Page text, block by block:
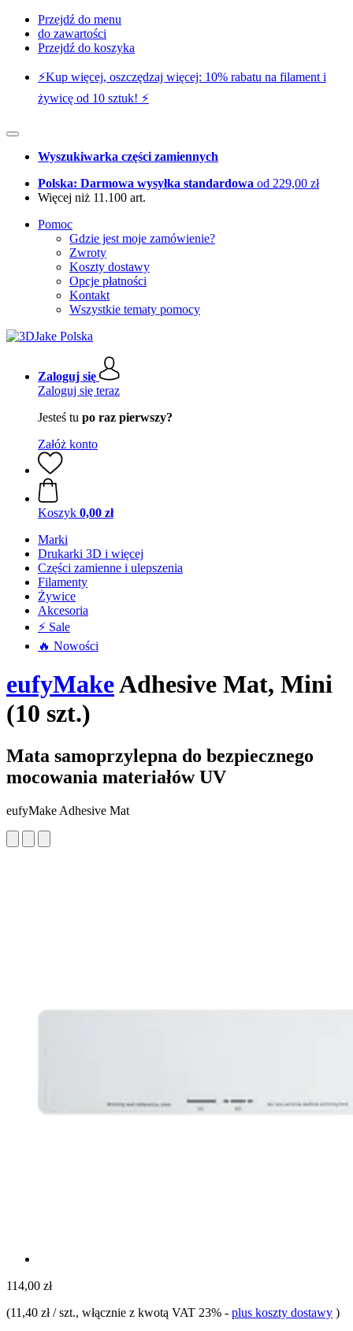
Przejdź do menu
do zawartości
Przejdź do koszyka
⚡️Kup więcej, oszczędzaj więcej: 10% rabatu na filament i
żywicę od 10 sztuk! ⚡️
Wyszukiwarka części zamiennych
Polska: Darmowa wysyłka standardowa od 229,00 zł
Więcej niż 11.100 art.
Pomoc
Gdzie jest moje zamówienie?
Zwroty
Koszty dostawy
Opcje płatności
Kontakt
Wszystkie tematy pomocy
Zaloguj się
Zaloguj się teraz
Jesteś tu po raz pierwszy?
Załóż konto
Koszyk 0,00 zł
Marki
Drukarki 3D i więcej
Części zamienne i ulepszenia
Filamenty
Żywice
Akcesoria
⚡ Sale
🔥 Nowości
eufyMakeAdhesive Mat, Mini
(10 szt.)
Mata samoprzylepna do bezpiecznego
mocowania materiałów UV
eufyMake Adhesive Mat
114,00 zł
(11,40 zł / szt., włącznie z kwotą VAT 23% - plus koszty dostawy )